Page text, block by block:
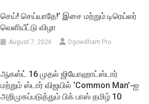
செய்! செய்யாதே!’ இசை மற்றும் டிரெய்லர்
வெளியீட்டு விழா
August 7, 2026 Dgowdham Pro
ஆகஸ்ட் 16 முதல் ஜியோஹாட்ஸ்டார்
மற்றும் ஸ்டார் விஜயில் ‘Common Man’-ஐ
அறிமுகப்படுத்தும் பிக் பாஸ் தமிழ் 10